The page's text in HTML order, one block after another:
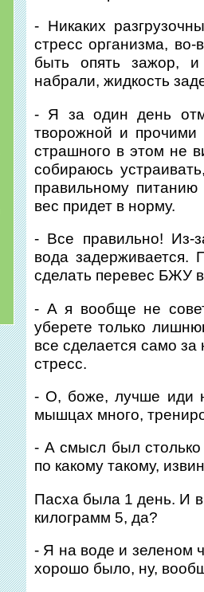
- Никаких
стресс организма, во-
быть опять зажор,
набрали, жидкость
- Я за один день
творожной и прочими
страшного в этом не
собираюсь
правильному
вес придет в норму.
- Все правильно! Из-
вода задерживается.
сделать перевес БЖУ в
- А я вообще не
уберете только
все сделается само за
стресс.
- О, боже, лучше иди
мышцах много,
- А смысл был столько
по какому такому,
Пасха была 1 день. И
килограмм 5, да?
- Я на воде и зеленом
хорошо было, ну,